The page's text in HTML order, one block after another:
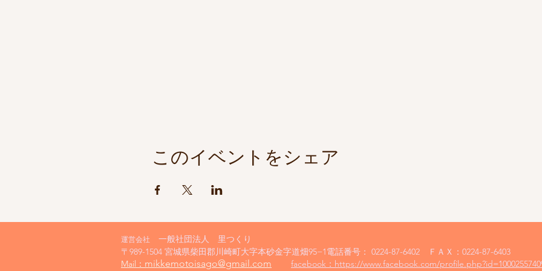
このイベントをシェア
運営会社 一般社団法人 里つくり
〒989-1504 宮城県柴田郡川崎町大字本砂金字道畑95−1電話番号 ： 0224-87-6402 ＦＡＸ： 0224-87-6403
​Mail： mikkemotoisago@gmail.com facebook： https://www.facebook.com/